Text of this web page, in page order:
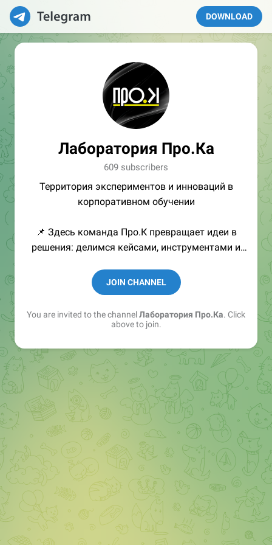
DOWNLOAD
Лаборатория Про.Ка
609 subscribers
Территория экспериментов и инноваций в
корпоративном обучении
📌 Здесь команда Про.К превращает идеи в
решения: делимся кейсами, инструментами и
Создаем и реализуем обучение от которого есть
ПРО.К
https://pro-k.pro
JOIN CHANNEL
You are invited to the channel Лаборатория Про.Ка. Click
above to join.